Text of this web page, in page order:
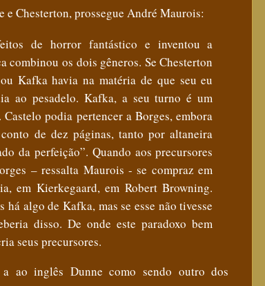
e Chesterton,prossegue André Maurois:
de horror fantástico e inventou a
combinou os dois gêneros. Se Chesterton
Kafka havia na matéria de que seu eu
ao pesadelo. Kafka, a seu turno é um
podia pertencer a Borges, embora
de dez páginas, tanto por altaneira
da perfeição”. Quando aos precursores
– ressalta Maurois - se compraz em
em Kierkegaard, em Robert Browning.
há algo de Kafka, mas se esse não tivesse
disso. De onde este paradoxo bem
seus precursores.
ao inglês Dunne como sendo outro dos